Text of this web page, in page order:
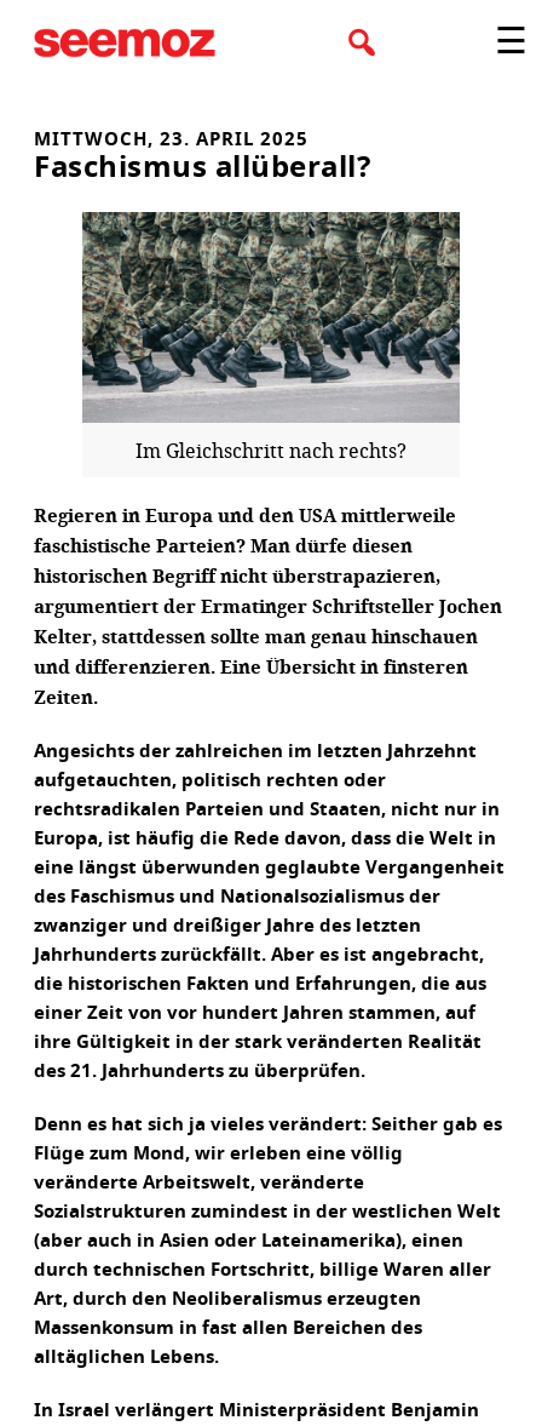
Inhalt
☰
MITTWOCH, 23. APRIL 2025
Faschismus allüberall?
Im Gleichschritt nach rechts?
Regieren in Europa und den USA mittlerweile
faschistische Parteien? Man dürfe diesen
historischen Begriff nicht überstrapazieren,
argumentiert der Ermatinger Schriftsteller Jochen
Kelter, stattdessen sollte man genau hinschauen
und differenzieren. Eine Übersicht in finsteren
Zeiten.
Angesichts der zahlreichen im letzten Jahrzehnt
aufgetauchten, politisch rechten oder
rechtsradikalen Parteien und Staaten, nicht nur in
Europa, ist häufig die Rede davon, dass die Welt in
eine längst überwunden geglaubte Vergangenheit
des Faschismus und Nationalsozialismus der
zwanziger und dreißiger Jahre des letzten
Jahrhunderts zurückfällt. Aber es ist angebracht,
die historischen Fakten und Erfahrungen, die aus
einer Zeit von vor hundert Jahren stammen, auf
ihre Gültigkeit in der stark veränderten Realität
des 21. Jahrhunderts zu überprüfen.
Denn es hat sich ja vieles verändert: Seither gab es
Flüge zum Mond, wir erleben eine völlig
veränderte Arbeitswelt, veränderte
Sozialstrukturen zumindest in der westlichen Welt
(aber auch in Asien oder Lateinamerika), einen
durch technischen Fortschritt, billige Waren aller
Art, durch den Neoliberalismus erzeugten
Massenkonsum in fast allen Bereichen des
alltäglichen Lebens.
In Israel verlängert Ministerpräsident Benjamin